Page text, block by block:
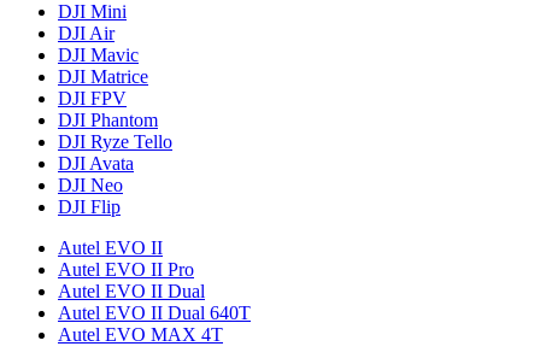
DJI Mini
DJI Air
DJI Mavic
DJI Matrice
DJI FPV
DJI Phantom
DJI Ryze Tello
DJI Avata
DJI Neo
DJI Flip
Autel EVO II
Autel EVO II Pro
Autel EVO II Dual
Autel EVO II Dual 640T
Autel EVO MAX 4T